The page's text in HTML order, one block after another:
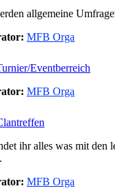
allgemeine
MFB Orga
Eventberreich
MFB Orga
ihr alles was mit den
MFB Orga